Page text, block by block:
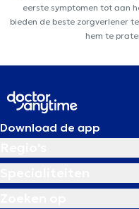
eerste symptomen tot aan
bieden de beste zorgverlener
hem te
Download de app